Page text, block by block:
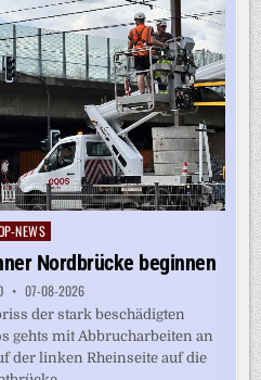
NEWS
Nordbrücke beginnen
07-08-2026
der stark beschädigten
gehts mit Abbrucharbeiten an
der linken Rheinseite auf die